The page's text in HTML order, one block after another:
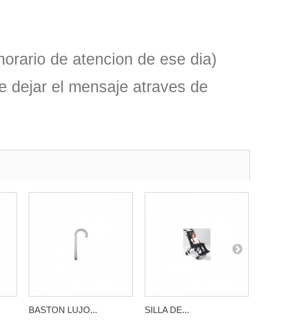
de atencion de ese dia)
dejar el mensaje atraves de
BASTON LUJO... SILLA DE...